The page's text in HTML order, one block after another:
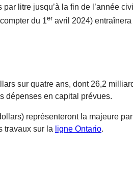
par litre jusqu’à la fin de l’année
du 1er avril 2024)
sur quatre ans, dont 26,2
dépenses en capital prévues.
représenteront la majeure
travaux sur la ligne Ontario.